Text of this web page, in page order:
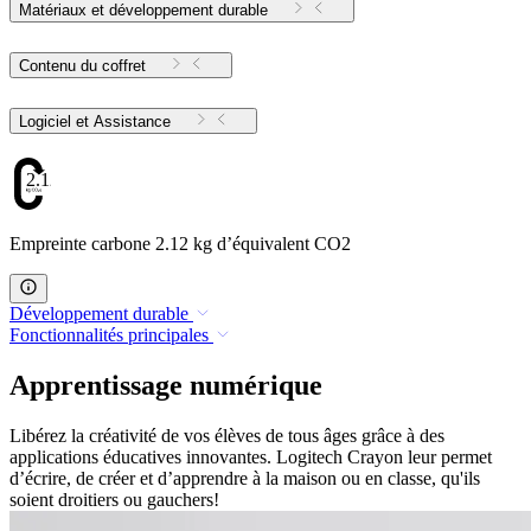
Matériaux et développement durable
Contenu du coffret
Logiciel et Assistance
2.12
Empreinte carbone 2.12 kg d’équivalent CO2
Développement durable
Fonctionnalités principales
Apprentissage numérique
Libérez la créativité de vos élèves de tous âges grâce à des
applications éducatives innovantes. Logitech Crayon leur permet
d’écrire, de créer et d’apprendre à la maison ou en classe, qu'ils
soient droitiers ou gauchers!